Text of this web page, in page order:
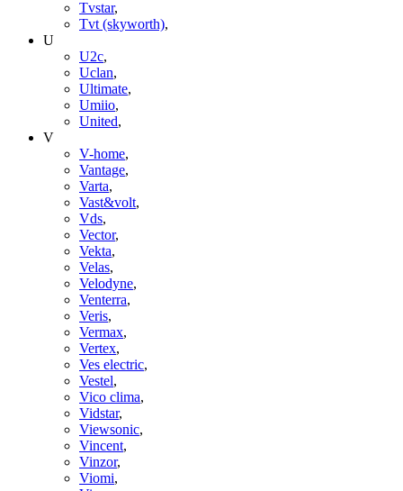
Tvstar,
Tvt (skyworth),
U
U2c,
Uclan,
Ultimate,
Umiio,
United,
V
V-home,
Vantage,
Varta,
Vast&volt,
Vds,
Vector,
Vekta,
Velas,
Velodyne,
Venterra,
Veris,
Vermax,
Vertex,
Ves electric,
Vestel,
Vico clima,
Vidstar,
Viewsonic,
Vincent,
Vinzor,
Viomi,